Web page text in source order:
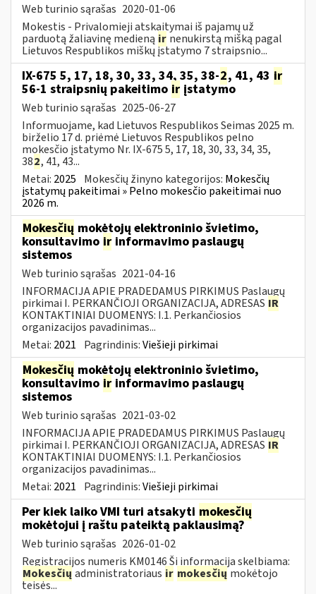
Web turinio sąrašas 2020-01-06
Mokestis - Privalomieji atskaitymai iš pajamų už
parduotą žaliavinę medieną ir nenukirstą mišką pagal
Lietuvos Respublikos miškų įstatymo 7 straipsnio...
IX-675 5, 17, 18, 30, 33, 34, 35, 38-2, 41, 43 ir
56-1 straipsnių pakeitimo ir įstatymo
Web turinio sąrašas 2025-06-27
Informuojame, kad Lietuvos Respublikos Seimas 2025 m.
birželio 17 d. priėmė Lietuvos Respublikos pelno
mokesčio įstatymo Nr. IX-675 5, 17, 18, 30, 33, 34, 35,
382, 41, 43...
Metai: 2025 Mokesčių žinyno kategorijos: Mokesčių
įstatymų pakeitimai » Pelno mokesčio pakeitimai nuo
2026 m.
Mokesčių mokėtojų elektroninio švietimo,
konsultavimo ir informavimo paslaugų
sistemos
Web turinio sąrašas 2021-04-16
INFORMACIJA APIE PRADEDAMUS PIRKIMUS Paslaugų
pirkimai I. PERKANČIOJI ORGANIZACIJA, ADRESAS IR
KONTAKTINIAI DUOMENYS: I.1. Perkančiosios
organizacijos pavadinimas...
Metai: 2021 Pagrindinis:Viešieji pirkimai
Mokesčių mokėtojų elektroninio švietimo,
konsultavimo ir informavimo paslaugų
sistemos
Web turinio sąrašas 2021-03-02
INFORMACIJA APIE PRADEDAMUS PIRKIMUS Paslaugų
pirkimai I. PERKANČIOJI ORGANIZACIJA, ADRESAS IR
KONTAKTINIAI DUOMENYS: I.1. Perkančiosios
organizacijos pavadinimas...
Metai: 2021 Pagrindinis:Viešieji pirkimai
Per kiek laiko VMI turi atsakyti mokesčių
mokėtojui į raštu pateiktą paklausimą?
Web turinio sąrašas 2026-01-02
Registracijos numeris KM0146 Ši informacija skelbiama:
Mokesčių administratoriaus ir mokesčių mokėtojo
teisės...